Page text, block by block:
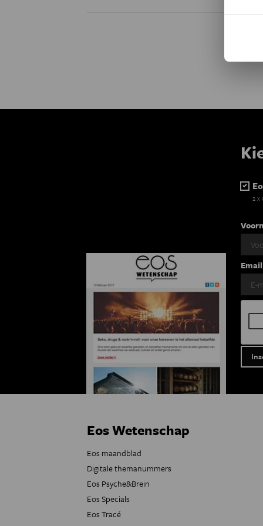
2 x
Email
Eos Wetenschap
Eos maandblad
Digitale themanummers
Eos Psyche&Brein
Eos Specials
Eos Tracé